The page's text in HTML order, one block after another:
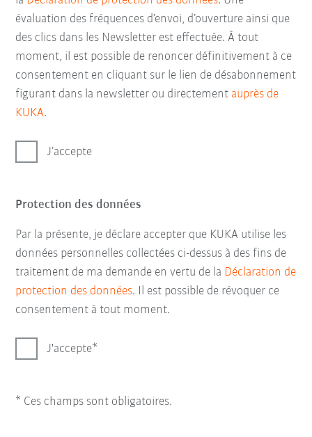
évaluation des fréquences d’envoi, d’ouverture ainsi que
des clics dans les Newsletter est effectuée. À tout
moment, il est possible de renoncer définitivement à ce
consentement en cliquant sur le lien de désabonnement
figurant dans la newsletter ou directement auprès de
KUKA.
J’accepte
Protection des données
Par la présente, je déclare accepter que KUKA utilise les
données personnelles collectées ci-dessus à des fins de
traitement de ma demande en vertu de la Déclaration de
protection des données. Il est possible de révoquer ce
consentement à tout moment.
J'accepte
* Ces champs sont obligatoires.